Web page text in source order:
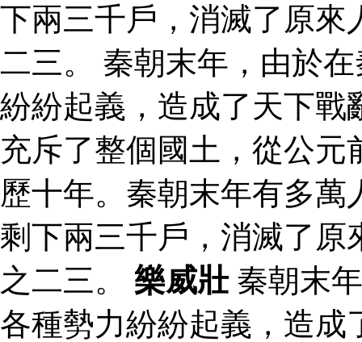
下兩三千戶，消滅了原來
二三。 秦朝末年，由於
紛紛起義，造成了天下戰
充斥了整個國土，從公
歷十年。秦朝末年有多
剩下兩三千戶，消滅了原
之二三。 樂威壯秦朝末
各種勢力紛紛起義，造成